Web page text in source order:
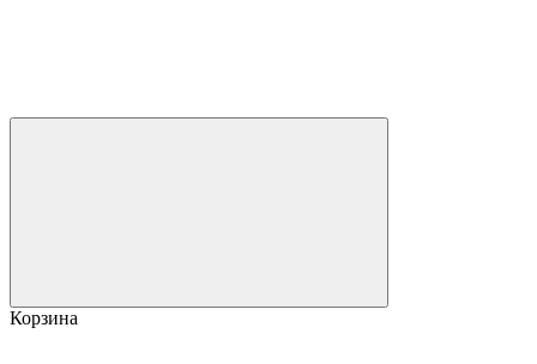
Корзина